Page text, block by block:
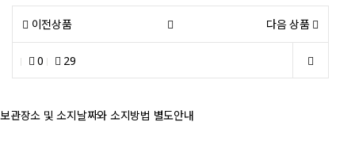
이전상품 다음 상품
0 29
보관장소 및 소지날짜와 소지방법 별도안내